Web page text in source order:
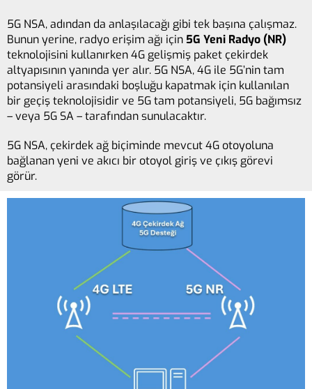
5G NSA, adından da anlaşılacağı gibi tek başına çalışmaz.
Bunun yerine, radyo erişim ağı için 5G Yeni Radyo (NR)
teknolojisini kullanırken 4G gelişmiş paket çekirdek
altyapısının yanında yer alır. 5G NSA, 4G ile 5G’nin tam
potansiyeli arasındaki boşluğu kapatmak için kullanılan
bir geçiş teknolojisidir ve 5G tam potansiyeli, 5G bağımsız
– veya 5G SA – tarafından sunulacaktır.
5G NSA, çekirdek ağ biçiminde mevcut 4G otoyoluna
bağlanan yeni ve akıcı bir otoyol giriş ve çıkış görevi
görür.